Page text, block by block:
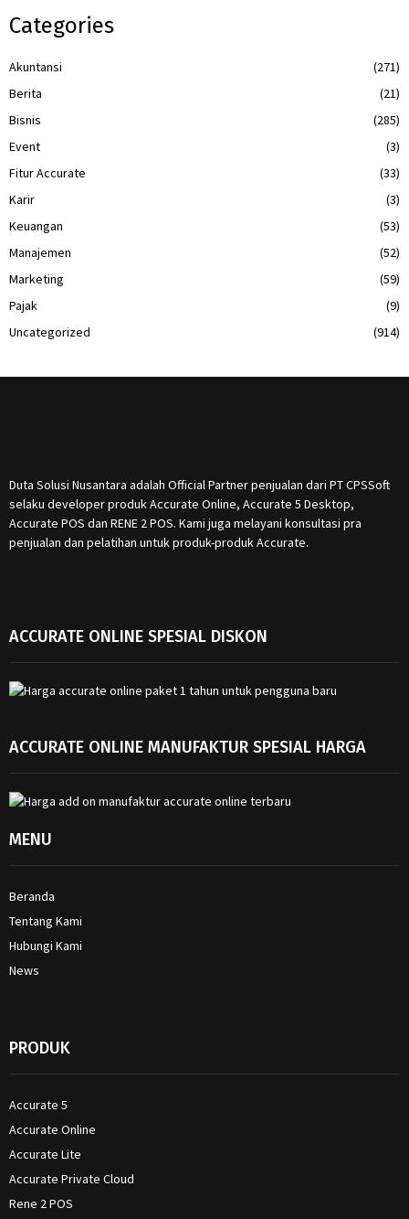
Categories
Akuntansi
(271)
Berita
(21)
Bisnis
(285)
Event
(3)
Fitur Accurate
(33)
Karir
(3)
Keuangan
(53)
Manajemen
(52)
Marketing
(59)
Pajak
(9)
Uncategorized
(914)
Duta Solusi Nusantara adalah Official Partner penjualan dari PT CPSSoft
selaku developer produk Accurate Online, Accurate 5 Desktop,
Accurate POS dan RENE 2 POS. Kami juga melayani konsultasi pra
penjualan dan pelatihan untuk produk-produk Accurate.
ACCURATE ONLINE SPESIAL DISKON
ACCURATE ONLINE MANUFAKTUR SPESIAL HARGA
MENU
Beranda
Tentang Kami
Hubungi Kami
News
PRODUK
Accurate 5
Accurate Online
Accurate Lite
Accurate Private Cloud
Rene 2 POS